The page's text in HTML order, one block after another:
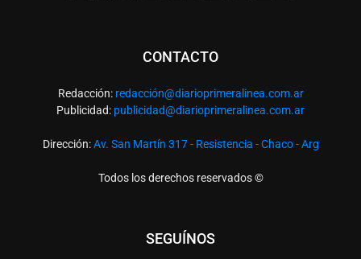
CONTACTO
Redacción: redacción@diarioprimeralinea.com.ar
Publicidad: publicidad@diarioprimeralinea.com.ar
Dirección:Av. San Martín 317 - Resistencia - Chaco - Arg
Todos los derechos reservados ©
SEGUÍNOS